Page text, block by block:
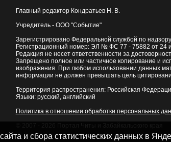
Главный редактор Кондратьев Н. В.
Учредитель - ООО "Событие"
Зарегистрировано Федеральной службой по
Регистрационный номер: ЭЛ № ФС 77 - 75882 от 24
Редакция не несет ответственности за
Запрещено полное или частичное копирование и
изображения. При любом использовании данных
информации не должен превышать цель
Территория распространения: Российская
Языки: русский, английский
Политика в отношении обработки персональных
и сбора статистических данных в